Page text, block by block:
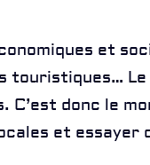
et
Le
C’est donc le
et essayer